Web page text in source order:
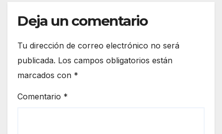
Deja un comentario
Tu dirección de correo electrónico no será
publicada. Los campos obligatorios están
marcados con *
Comentario *